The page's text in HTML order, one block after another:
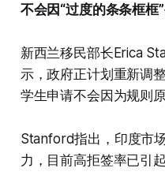
不会因“过度的条条框框
新西兰移民部长Erica
示，政府正计划重新调
学生申请不会因为规则原
Stanford指出，印度市
力，目前高拒签率已引起